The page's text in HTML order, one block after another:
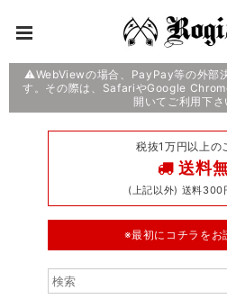
⚠️WebViewの場合、PayPay等の外部
す。その際は、SafariやGoogle
開いてご利用下さ
税抜1万円以上の
送料
(上記以外) 送料300
※最初にコチラをお